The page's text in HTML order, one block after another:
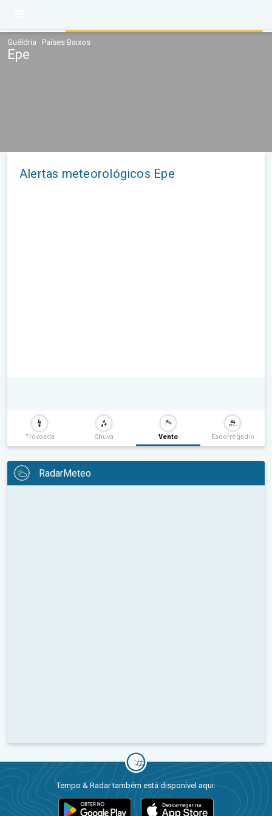
Guéldria · Países Baixos
Epe
Alertas meteorológicos Epe
Trovoada Chuva Vento Escorregadio
RadarMeteo
Tempo & Radar também está disponível aqui: